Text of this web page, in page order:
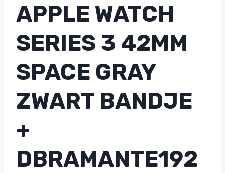
APPLE WATCH
SERIES 3 42MM
SPACE GRAY
ZWART BANDJE
+
DBRAMANTE192